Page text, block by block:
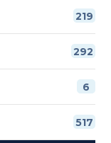
219
292
6
517